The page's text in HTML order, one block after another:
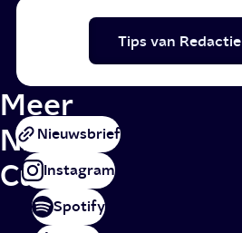
Tips van Redactie
Meer
NPO
Cultuur
Nieuwsbrief
Instagram
Spotify